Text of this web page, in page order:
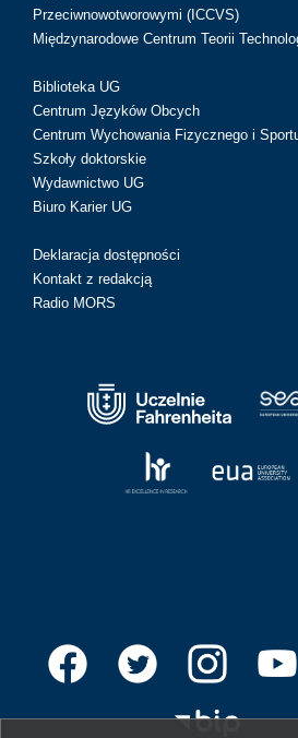
Przeciwnowotworowymi (ICCVS)
Międzynarodowe Centrum Teorii
Biblioteka UG
Centrum Języków Obcych
Centrum Wychowania Fizycznego i
Szkoły doktorskie
Wydawnictwo UG
Biuro Karier UG
Deklaracja dostępności
Kontakt z redakcją
Radio MORS